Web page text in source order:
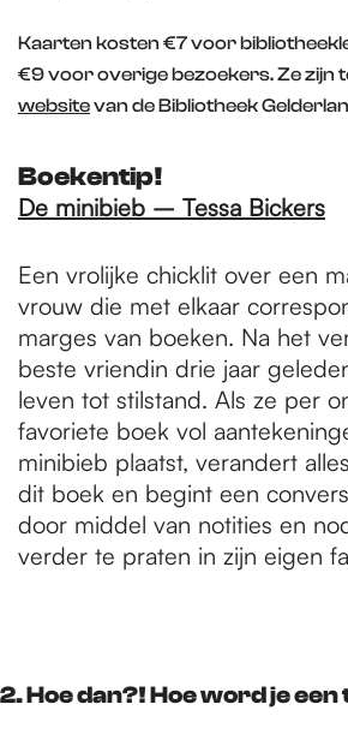
Kaarten kosten €7 voor
€9 voor overige bezoekers. Ze zijn
websitevan de Bibliotheek
Boekentip!
De minibieb – Tessa Bickers
Een vrolijke chicklit over een
vrouw die met elkaar
marges van boeken. Na het
beste vriendin drie jaar
leven tot stilstand. Als ze per
favoriete boek vol
minibieb plaatst, verandert
dit boek en begint een
door middel van notities en
verder te praten in zijn eigen
2. Hoe dan?! Hoe word je